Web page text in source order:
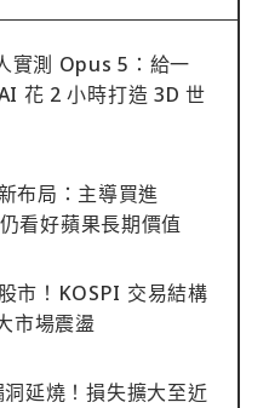
實測 Opus 5：給一
花 2 小時打造 3D 世
布局：主導買進
看好蘋果長期價值
市！KOSPI 交易結構
市場震盪
延燒！損失擴大至近